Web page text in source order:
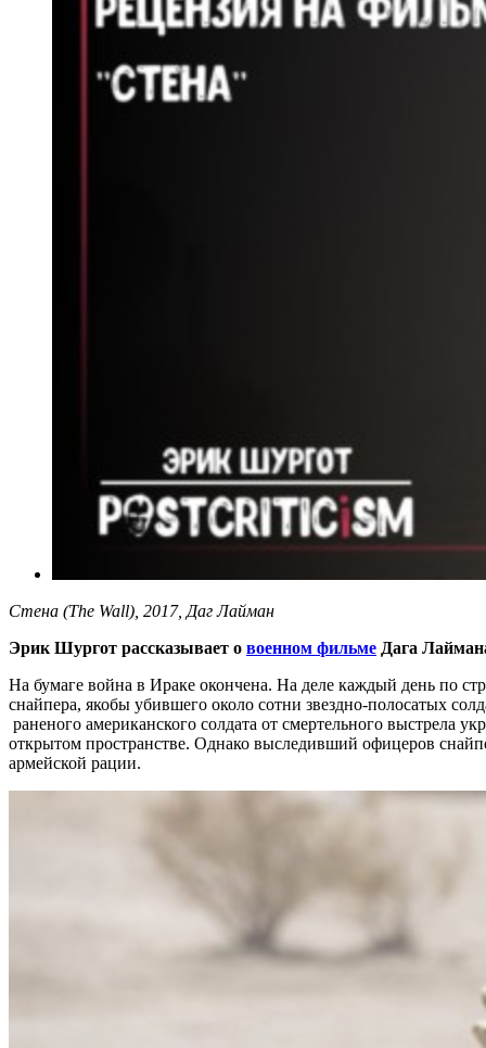
Стена (The Wall), 2017, Даг Лайман
Эрик Шургот рассказывает о военном фильме Дага
На бумаге война в Ираке окончена. На деле каждый день по
снайпера, якобы убившего около сотни звездно-полосатых
раненого американского солдата от смертельного выстрела
открытом пространстве. Однако выследивший офицеров
армейской рации.